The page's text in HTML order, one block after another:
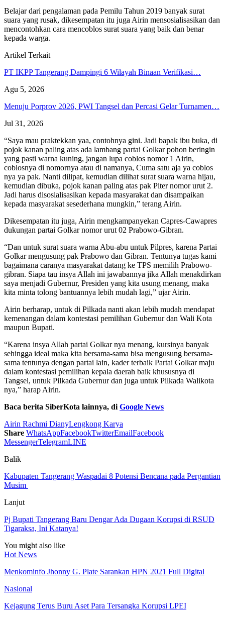
Belajar dari pengalaman pada Pemilu Tahun 2019 banyak surat
suara yang rusak, dikesempatan itu juga Airin mensosialisasikan dan
mencontohkan cara mencoblos surat suara yang baik dan benar
kepada warga.
Artikel Terkait
PT IKPP Tangerang Dampingi 6 Wilayah Binaan Verifikasi…
Agu 5, 2026
Menuju Porprov 2026, PWI Tangsel dan Percasi Gelar Turnamen…
Jul 31, 2026
“Saya mau praktekkan yaa, contohnya gini. Jadi bapak ibu buka, di
pojok kanan paling atas ada lambang partai Golkar pohon beringin
yang pasti warna kuning, jangan lupa coblos nomor 1 Airin,
coblosnya di nomornya atau di namanya, Cuma satu aja ya coblos
nya ya pak. Nanti dilipat, kemudian dilihat surat suara warna hijau,
kemudian dibuka, pojok kanan paling atas pak Piter nomor urut 2.
Jadi harus disosialisasikan kepada masyarakat dan disampaikan
kepada masyarakat sesederhana mungkin,” terang Airin.
Dikesempatan itu juga, Airin mengkampanyekan Capres-Cawapres
dukungan partai Golkar nomor urut 02 Prabowo-Gibran.
“Dan untuk surat suara warna Abu-abu untuk Pilpres, karena Partai
Golkar mengusung pak Prabowo dan Gibran. Tentunya tugas kami
bagaimana caranya masyarakat datang ke TPS memilih Prabowo-
gibran. Siapa tau insya Allah ini jawabannya jika Allah menakdirkan
saya menjadi Gubernur, Presiden yang kita usung menang, maka
kita minta tolong bantuannya lebih mudah lagi,” ujar Airin.
Airin berharap, untuk di Pilkada nanti akan lebih mudah mendapat
kemenangan dalam kontestasi pemilihan Gubernur dan Wali Kota
maupun Bupati.
“Karena insya Allah partai Golkar nya menang, kursinya banyak
sehingga ideal maka kita bersama-sama bisa mengusung bersama-
sama tentunya dengan partai lain, kader terbaik Partai Golkar maju
dalam kontestasi pemilihan kepala daerah baik khususnya di
Tangsel, untuk Pilkada Gubernur dan juga untuk Pilkada Walikota
nya,” harap Airin.
Baca berita SiberKota lainnya, di Google News
Airin Rachmi DianyLengkong Karya
Share WhatsAppFacebookTwitterEmailFacebook
MessengerTelegramLINE
Balik
Kabupaten Tangerang Waspadai 8 Potensi Bencana pada Pergantian
Musim
Lanjut
Pj Bupati Tangerang Baru Dengar Ada Dugaan Korupsi di RSUD
Tigaraksa, Ini Katanya!
You might also like
Hot News
Menkominfo Jhonny G. Plate Sarankan HPN 2021 Full Digital
Nasional
Kejagung Terus Buru Aset Para Tersangka Korupsi LPEI